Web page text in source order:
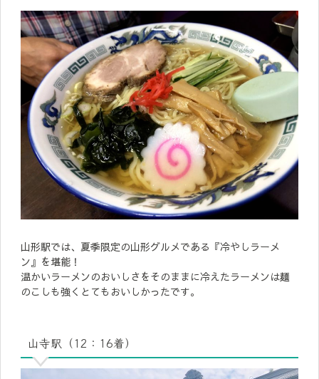
山形駅では、夏季限定の山形グルメである『冷やしラーメ
ン』を堪能！
温かいラーメンのおいしさをそのままに冷えたラーメンは麺
のこしも強くとてもおいしかったです。
山寺駅（12：16着）